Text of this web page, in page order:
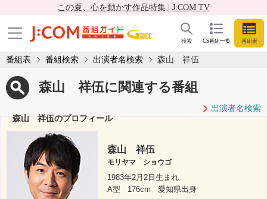
この夏、心を動かす作品特集 | J:COM TV
CS番組一覧 番組表
検索
番組表 番組検索 出演者名検索 森山 祥伍
森山 祥伍に関連する番組
出演者名検索
森山 祥伍のプロフィール
森山 祥伍
モリヤマ ショウゴ
1983年2月2日生まれ
A型
176cm
愛知県出身